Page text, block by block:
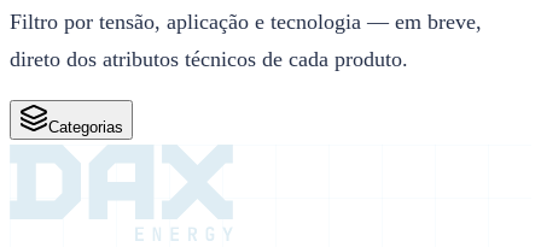
Filtro por tensão, aplicação e tecnologia — em breve,
direto dos atributos técnicos de cada produto.
Categorias